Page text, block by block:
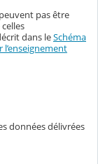
pas être
dans leSchéma
données délivrées